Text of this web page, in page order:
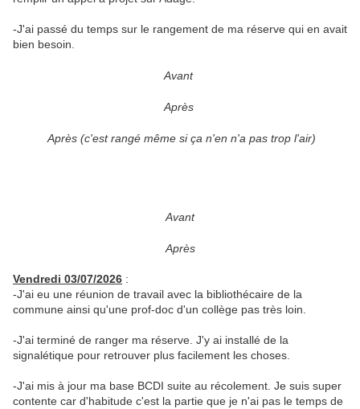
-J'ai passé du temps sur le rangement de ma réserve qui en avait
bien besoin.
Avant
Après
Après (c'est rangé même si ça n'en n'a pas trop l'air)
Avant
Après
Vendredi 03/07/2026 :
-J'ai eu une réunion de travail avec la bibliothécaire de la
commune ainsi qu'une prof-doc d'un collège pas très loin.
-J'ai terminé de ranger ma réserve. J'y ai installé de la
signalétique pour retrouver plus facilement les choses.
-J'ai mis à jour ma base BCDI suite au récolement. Je suis super
contente car d'habitude c'est la partie que je n'ai pas le temps de